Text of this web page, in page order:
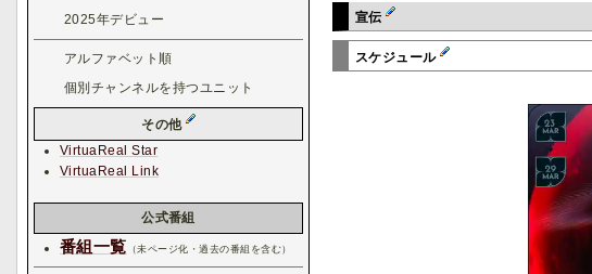
宣伝
スケジュール
2025年デビュー
アルファベット順
個別チャンネルを持つユニット
その他
VirtuaReal Star
VirtuaReal Link
公式番組
番組一覧 （未ページ化・過去の番組を含む）